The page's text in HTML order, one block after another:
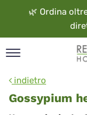
🌿 Ordina
indietro
Gossypium